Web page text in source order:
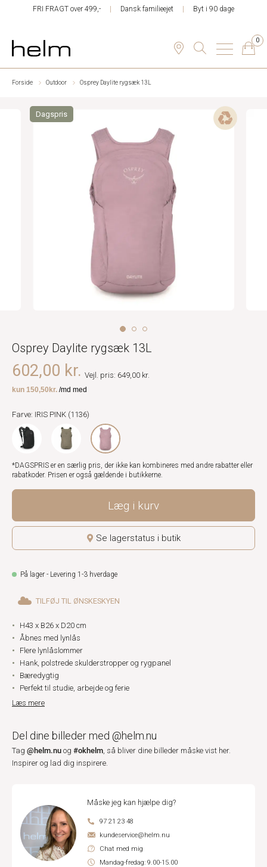
FRI FRAGT over 499,- Dansk familieejet Byt i 90 dage
0
Forside Outdoor Osprey Daylite rygsæk 13L
Dagspris
Osprey Daylite rygsæk 13L
602,00 kr. Vejl. pris: 649,00 kr.
Farve: IRIS PINK (1136)
*DAGSPRIS er en særlig pris, der ikke kan kombineres med andre rabatter eller
rabatkoder. Prisen er også gældende i butikkerne.
Læg i kurv
Se lagerstatus i butik
På lager - Levering 1-3 hverdage
TILFØJ TIL ØNSKESKYEN
H43 x B26 x D20 cm
Åbnes med lynlås
Flere lynlåslommer
Hank, polstrede skulderstropper og rygpanel
Bæredygtig
Perfekt til studie, arbejde og ferie
Læs mere
Del dine billeder med @helm.nu
Tag @helm.nu og #okhelm, så bliver dine billeder måske vist her.
Inspirer og lad dig inspirere.
Måske jeg kan hjælpe dig?
97 21 23 48
kundeservice@helm.nu
Chat med mig
Mandag-fredag: 9.00-15.00